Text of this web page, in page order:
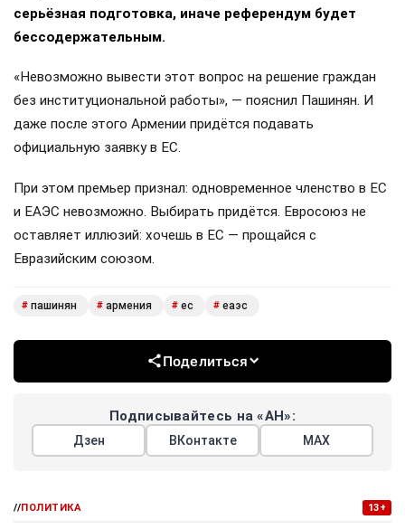
серьёзная подготовка, иначе референдум будет
бессодержательным.
«Невозможно вывести этот вопрос на решение граждан
без институциональной работы», — пояснил Пашинян. И
даже после этого Армении придётся подавать
официальную заявку в ЕС.
При этом премьер признал: одновременное членство в ЕС
и ЕАЭС невозможно. Выбирать придётся. Евросоюз не
оставляет иллюзий: хочешь в ЕС — прощайся с
Евразийским союзом.
# пашинян # армения # ес # еаэс
Поделиться
Подписывайтесь на «АН»:
Дзен ВКонтакте МАХ
//ПОЛИТИКА 13+